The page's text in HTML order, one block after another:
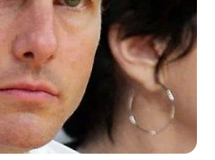
Shenina Cinnamon